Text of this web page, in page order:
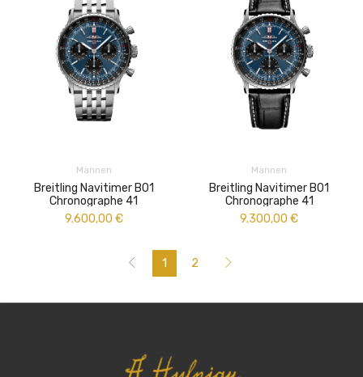
Mannen
Breitling Navitimer B01
Chronographe 41
9.600,00 €
Mannen
Breitling Navitimer B01
Chronographe 41
9.300,00 €
1 2